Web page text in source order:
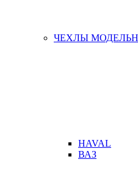
ЧЕХЛЫ
HAVAL
ВАЗ